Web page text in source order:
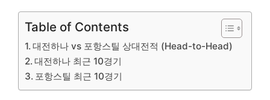
Table of Contents
대전하나 vs 포항스틸 상대전적 (Head-to-Head)
대전하나 최근 10경기
포항스틸 최근 10경기